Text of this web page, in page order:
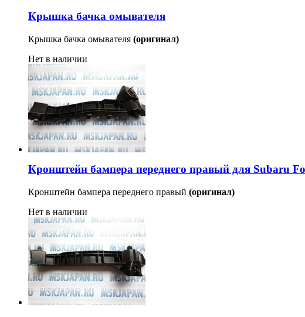
Крышка бачка омывателя
Крышка бачка омывателя (оригинал)
Нет в наличии
Кронштейн бампера переднего правый для Subaru
Кронштейн бампера переднего правый (оригинал)
Нет в наличии